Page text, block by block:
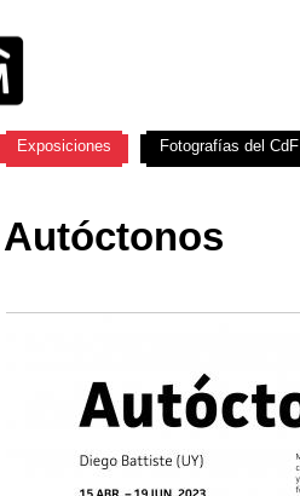
Autóctonos
Exposiciones Fotografías del CdF